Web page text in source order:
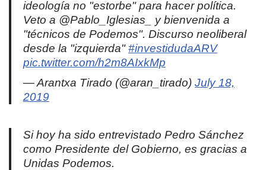
ideología no "estorbe" para hacer política.
Veto a @Pablo_Iglesias_ y bienvenida a
"técnicos de Podemos". Discurso neoliberal
desde la "izquierda"#investidudaARV
pic.twitter.com/h2m8AIxkMp
— Arantxa Tirado (@aran_tirado) July 18,
2019
Si hoy ha sido entrevistado Pedro Sánchez
como Presidente del Gobierno, es gracias a
Unidas Podemos.